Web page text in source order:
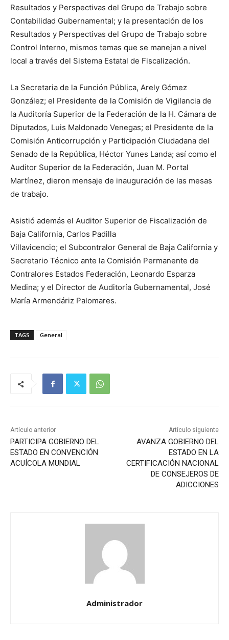
Resultados y Perspectivas del Grupo de Trabajo sobre
Contabilidad Gubernamental; y la presentación de los
Resultados y Perspectivas del Grupo de Trabajo sobre
Control Interno, mismos temas que se manejan a nivel
local a través del Sistema Estatal de Fiscalización.
La Secretaria de la Función Pública, Arely Gómez
González; el Presidente de la Comisión de Vigilancia de
la Auditoría Superior de la Federación de la H. Cámara de
Diputados, Luis Maldonado Venegas; el Presidente de la
Comisión Anticorrupción y Participación Ciudadana del
Senado de la República, Héctor Yunes Landa; así como el
Auditor Superior de la Federación, Juan M. Portal
Martínez, dieron mensaje de inauguración de las mesas
de trabajo.
Asistió además el Auditor Superior de Fiscalización de
Baja California, Carlos Padilla
Villavicencio; el Subcontralor General de Baja California y
Secretario Técnico ante la Comisión Permanente de
Contralores Estados Federación, Leonardo Esparza
Medina; y el Director de Auditoría Gubernamental, José
María Armendáriz Palomares.
TAGS General
Artículo anterior
PARTICIPA GOBIERNO DEL
ESTADO EN CONVENCIÓN
ACUÍCOLA MUNDIAL
Artículo siguiente
AVANZA GOBIERNO DEL
ESTADO EN LA
CERTIFICACIÓN NACIONAL
DE CONSEJEROS DE
ADICCIONES
Administrador